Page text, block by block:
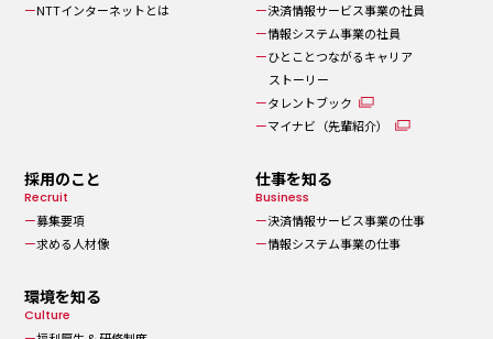
NTTインターネットとは
決済情報サービス事業の社員
情報システム事業の社員
ひとことつながるキャリア
ストーリー
タレントブック
マイナビ（先輩紹介）
採用のこと
Recruit
募集要項
求める人材像
仕事を知る
Business
決済情報サービス事業の仕事
情報システム事業の仕事
環境を知る
Culture